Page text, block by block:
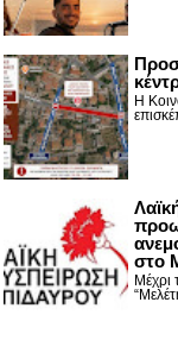
Η
στο
Μέχρι